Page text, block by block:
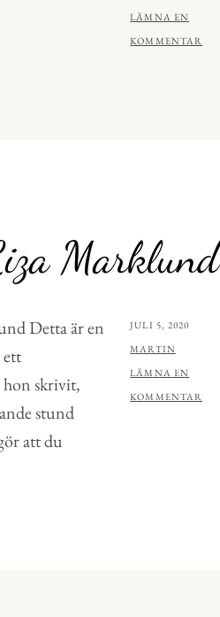
LÄMNA EN
KOMMENTAR
Marklund
Detta är en
ett
hon skrivit,
stund
att du
PUBLICERAT
JULI 5, 2020
AV
MARTIN
LÄMNA EN
KOMMENTAR